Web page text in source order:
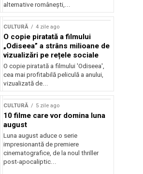
alternative românești,...
CULTURĂ 4 zile ago
O copie piratată a filmului
„Odiseea” a strâns milioane de
vizualizări pe rețele sociale
O copie piratată a filmului 'Odiseea',
cea mai profitabilă peliculă a anului,
vizualizată de...
CULTURĂ 5 zile ago
10 filme care vor domina luna
august
Luna august aduce o serie
impresionantă de premiere
cinematografice, de la noul thriller
post-apocaliptic...